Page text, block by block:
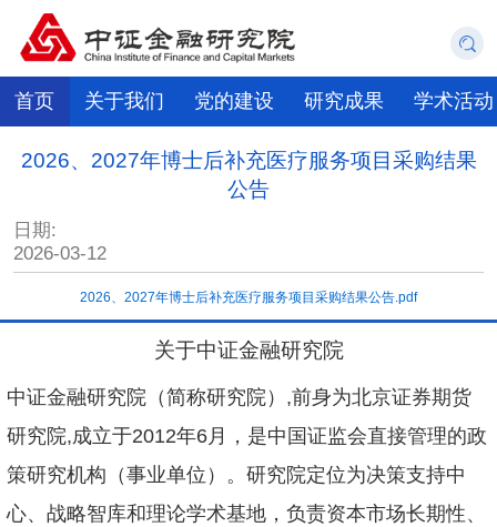
首页 关于我们 党的建设 研究成果 学术活动
2026、2027年博士后补充医疗服务项目采购结果
公告
日期:
2026-03-12
2026、2027年博士后补充医疗服务项目采购结果公告.pdf
关于中证金融研究院
中证金融研究院（简称研究院）,前身为北京证券期货
研究院,成立于2012年6月，是中国证监会直接管理的政
策研究机构（事业单位）。研究院定位为决策支持中
心、战略智库和理论学术基地，负责资本市场长期性、